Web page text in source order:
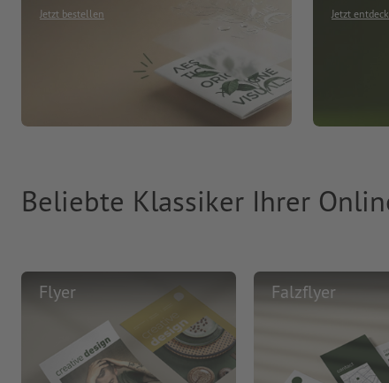
Jetzt bestellen Jetzt
Beliebte Klassiker Ihrer
Flyer Falzflyer